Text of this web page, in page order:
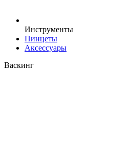
Инструменты
Пинцеты
Аксессуары
Васкинг